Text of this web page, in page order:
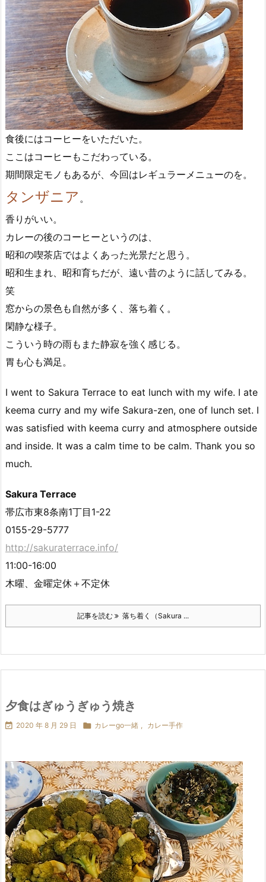
食後にはコーヒーをいただいた。
ここはコーヒーもこだわっている。
期間限定モノもあるが、今回はレギュラーメニューのを。
タンザニア 。
香りがいい。
カレーの後のコーヒーというのは、
昭和の喫茶店ではよくあった光景だと思う。
昭和生まれ、昭和育ちだが、遠い昔のように話してみる。
笑
窓からの景色も自然が多く、落ち着く。
閑静な様子。
こういう時の雨もまた静寂を強く感じる。
胃も心も満足。
I went to Sakura Terrace to eat lunch with my wife. I ate
keema curry and my wife Sakura-zen, one of lunch set. I
was satisfied with keema curry and atmosphere outside
and inside. It was a calm time to be calm. Thank you so
much.
Sakura Terrace
帯広市東8条南1丁目1-22
0155-29-5777
http://sakuraterrace.info/
11:00-16:00
木曜、金曜定休＋不定休
記事を読む 落ち着く（Sakura ...
夕食はぎゅうぎゅう焼き
 2020 年 8 月 29 日  カレーgo一緒 カレー手作